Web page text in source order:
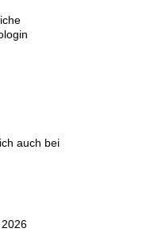
auch bei